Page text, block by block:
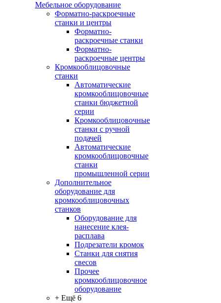
Мебельное оборудование
Форматно-раскроечные
станки и центры
Форматно-
раскроечные станки
Форматно-
раскроечные центры
Кромкооблицовочные
станки
Автоматические
кромкооблицовочные
станки бюджетной
серии
Кромкооблицовочные
станки с ручной
подачей
Автоматические
кромкооблицовочные
станки
промышленной серии
Дополнительное
оборудование для
кромкооблицовочных
станков
Оборудование для
нанесение клея-
расплава
Подрезатели кромок
Станки для снятия
свесов
Прочее
кромкооблицовочное
оборудование
+ Ещё 6